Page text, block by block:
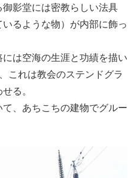
影堂には密教らしい法具
いるような物）が内部に飾っ
は空海の生涯と功績を描い
これは教会のステンドグラ
る。
、あちこちの建物でグルー